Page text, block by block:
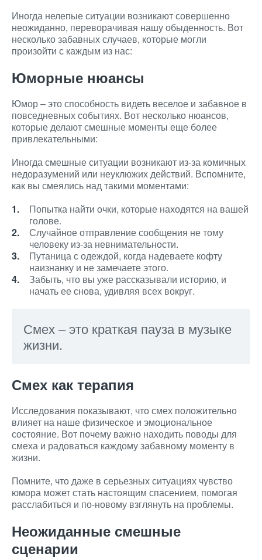
Иногда нелепые ситуации возникают совершенно
неожиданно, переворачивая нашу обыденность. Вот
несколько забавных случаев, которые могли
произойти с каждым из нас:
Юморные нюансы
Юмор – это способность видеть веселое и забавное в
повседневных событиях. Вот несколько нюансов,
которые делают смешные моменты еще более
привлекательными:
Иногда смешные ситуации возникают из-за комичных
недоразумений или неуклюжих действий. Вспомните,
как вы смеялись над такими моментами:
Попытка найти очки, которые находятся на вашей
голове.
Случайное отправление сообщения не тому
человеку из-за невнимательности.
Путаница с одеждой, когда надеваете кофту
наизнанку и не замечаете этого.
Забыть, что вы уже рассказывали историю, и
начать ее снова, удивляя всех вокруг.
Смех – это краткая пауза в музыке
жизни.
Смех как терапия
Исследования показывают, что смех положительно
влияет на наше физическое и эмоциональное
состояние. Вот почему важно находить поводы для
смеха и радоваться каждому забавному моменту в
жизни.
Помните, что даже в серьезных ситуациях чувство
юмора может стать настоящим спасением, помогая
расслабиться и по-новому взглянуть на проблемы.
Неожиданные смешные
сценарии